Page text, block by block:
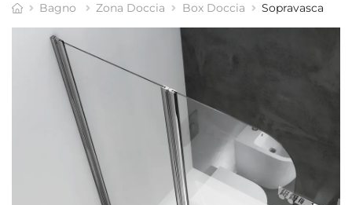
Bagno Zona Doccia Box Doccia Sopravasca